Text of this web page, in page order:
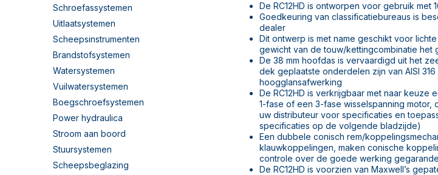
Schroefassystemen
Uitlaatsystemen
Scheepsinstrumenten
Brandstofsystemen
Watersystemen
Vuilwatersystemen
Boegschroefsystemen
Power hydraulica
Stroom aan boord
Stuursystemen
Scheepsbeglazing
De RC12HD is ontworpen voor gebruik met
Goedkeuring van classificatiebureaus is
dealer
Dit ontwerp is met name geschikt voor
gewicht van de touw/kettingcombinatie het
De 38 mm hoofdas is vervaardigd uit het
dek geplaatste onderdelen zijn van AISI
hoogglansafwerking
De RC12HD is verkrijgbaar met naar
1-fase of een 3-fase wisselspanning
uw distributeur voor specificaties en
specificaties op de volgende bladzijde)
Een dubbele conisch rem/
klauwkoppelingen, maken conische
controle over de goede werking
De RC12HD is voorzien van Maxwell’s